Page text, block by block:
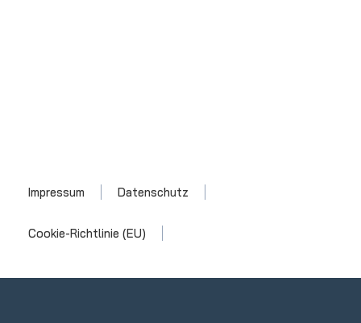
Impressum Datenschutz
Cookie-Richtlinie (EU)